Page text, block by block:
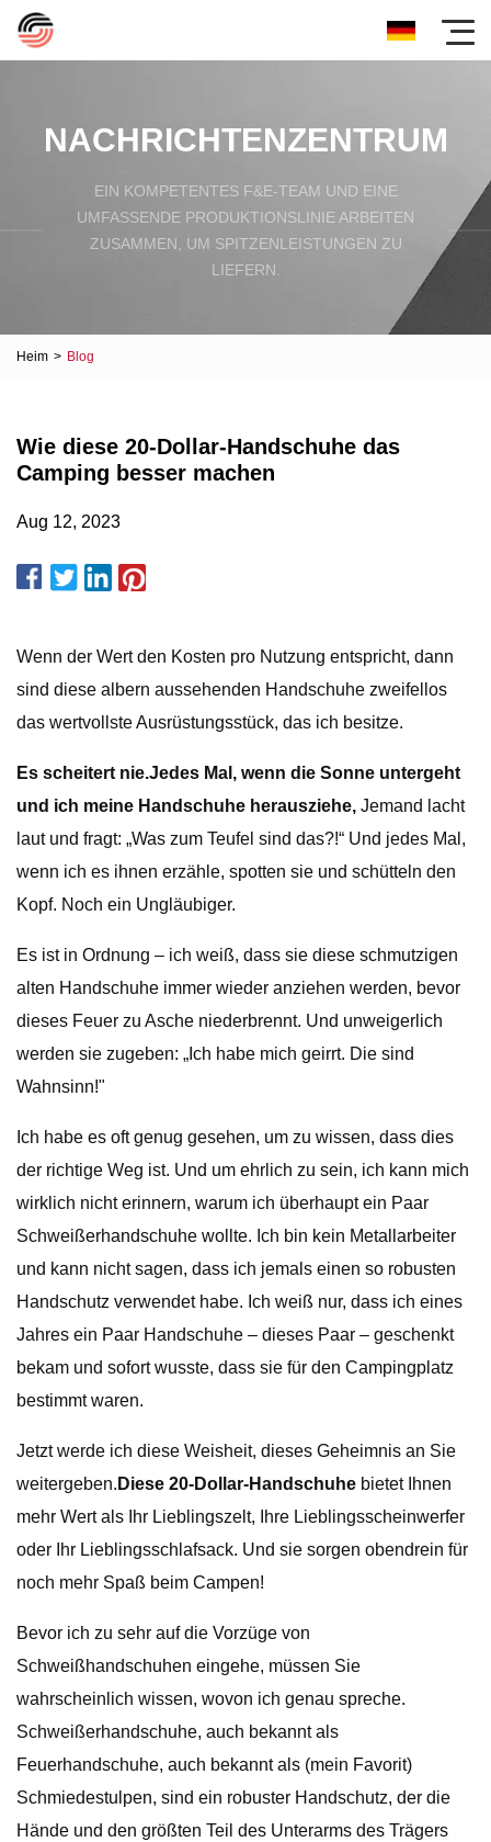
NACHRICHTENZENTRUM
EIN KOMPETENTES F&E-TEAM UND EINE
UMFASSENDE PRODUKTIONSLINIE ARBEITEN
ZUSAMMEN, UM SPITZENLEISTUNGEN ZU
LIEFERN.
Heim > Blog
Wie diese 20-Dollar-Handschuhe das
Camping besser machen
Aug 12, 2023
Wenn der Wert den Kosten pro Nutzung entspricht, dann
sind diese albern aussehenden Handschuhe zweifellos
das wertvollste Ausrüstungsstück, das ich besitze.
Es scheitert nie.Jedes Mal, wenn die Sonne untergeht
und ich meine Handschuhe herausziehe, Jemand lacht
laut und fragt: „Was zum Teufel sind das?!“ Und jedes Mal,
wenn ich es ihnen erzähle, spotten sie und schütteln den
Kopf. Noch ein Ungläubiger.
Es ist in Ordnung – ich weiß, dass sie diese schmutzigen
alten Handschuhe immer wieder anziehen werden, bevor
dieses Feuer zu Asche niederbrennt. Und unweigerlich
werden sie zugeben: „Ich habe mich geirrt. Die sind
Wahnsinn!"
Ich habe es oft genug gesehen, um zu wissen, dass dies
der richtige Weg ist. Und um ehrlich zu sein, ich kann mich
wirklich nicht erinnern, warum ich überhaupt ein Paar
Schweißerhandschuhe wollte. Ich bin kein Metallarbeiter
und kann nicht sagen, dass ich jemals einen so robusten
Handschutz verwendet habe. Ich weiß nur, dass ich eines
Jahres ein Paar Handschuhe – dieses Paar – geschenkt
bekam und sofort wusste, dass sie für den Campingplatz
bestimmt waren.
Jetzt werde ich diese Weisheit, dieses Geheimnis an Sie
weitergeben. Diese 20-Dollar-Handschuhe bietet Ihnen
mehr Wert als Ihr Lieblingszelt, Ihre Lieblingsscheinwerfer
oder Ihr Lieblingsschlafsack. Und sie sorgen obendrein für
noch mehr Spaß beim Campen!
Bevor ich zu sehr auf die Vorzüge von
Schweißhandschuhen eingehe, müssen Sie
wahrscheinlich wissen, wovon ich genau spreche.
Schweißerhandschuhe, auch bekannt als
Feuerhandschuhe, auch bekannt als (mein Favorit)
Schmiedestulpen, sind ein robuster Handschutz, der die
Hände und den größten Teil des Unterarms des Trägers